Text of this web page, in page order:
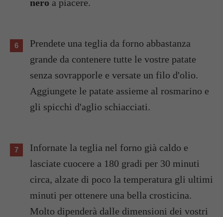
nero a piacere.
Prendete una teglia da forno abbastanza
grande da contenere tutte le vostre patate
senza sovrapporle e versate un filo d'olio.
Aggiungete le patate assieme al rosmarino e
gli spicchi d'aglio schiacciati.
Infornate la teglia nel forno già caldo e
lasciate cuocere a 180 gradi per 30 minuti
circa, alzate di poco la temperatura gli ultimi
minuti per ottenere una bella crosticina.
Molto dipenderà dalle dimensioni dei vostri